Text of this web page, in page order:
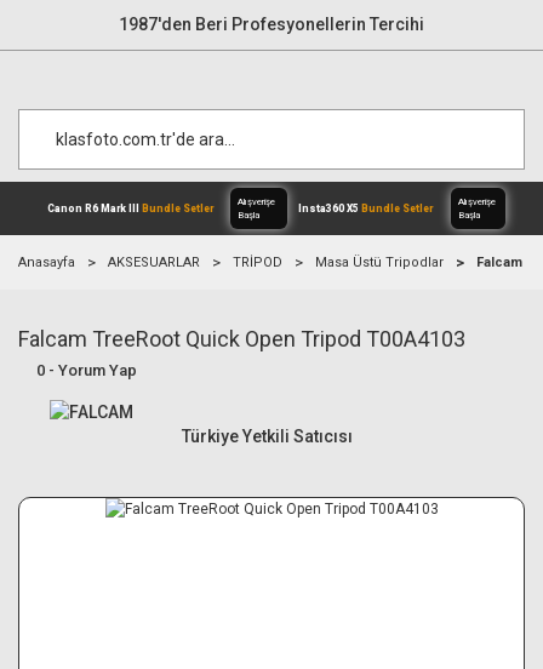
1987'den Beri Profesyonellerin Tercihi
Canon R6 Mark IIIBundle Setler
Alışverişe
Anasayfa AKSESUARLAR TRİPOD Masa Üstü Tripodlar Falcam
Falcam TreeRoot Quick Open Tripod T00A4103
0 - Yorum Yap
Türkiye Yetkili Satıcısı